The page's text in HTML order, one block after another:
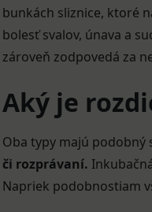
bunkách sliznice, ktoré
bolesť svalov, únava a
zároveň zodpovedá za
Aký je
Oba typy majú podobný
či rozprávaní.
Napriek podobnostiam